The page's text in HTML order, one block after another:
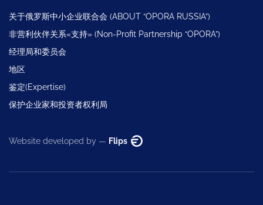
关于俄罗斯中小企业联合会 (ABOUT “OPORA RUSSIA”)
非营利伙伴关系«支持» (Non-Profit Partnership “OPORA”)
经理局和委员会
地区
鉴定(Expertise)
保护企业家和投资者权利局
Website developed by — Flips